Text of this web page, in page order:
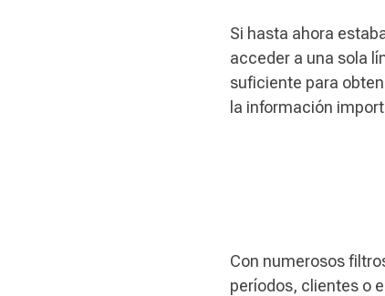
Si hasta ahora
acceder a una sola
suficiente para
la información
Con numerosos
períodos, clientes o